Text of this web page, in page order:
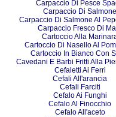
Carpaccio Di Pesce
Carpaccio Di Salmone
Carpaccio Di Salmone Al
Carpaccio Fresco Di
Cartoccio Alla
Cartoccio Di Nasello Al
Cartoccio In Bianco Con
Cavedani E Barbi Fritti Alla
Cefaletti Ai Ferri
Cefali All'arancia
Cefali Farciti
Cefalo Ai Funghi
Cefalo Al Finocchio
Cefalo All'aceto